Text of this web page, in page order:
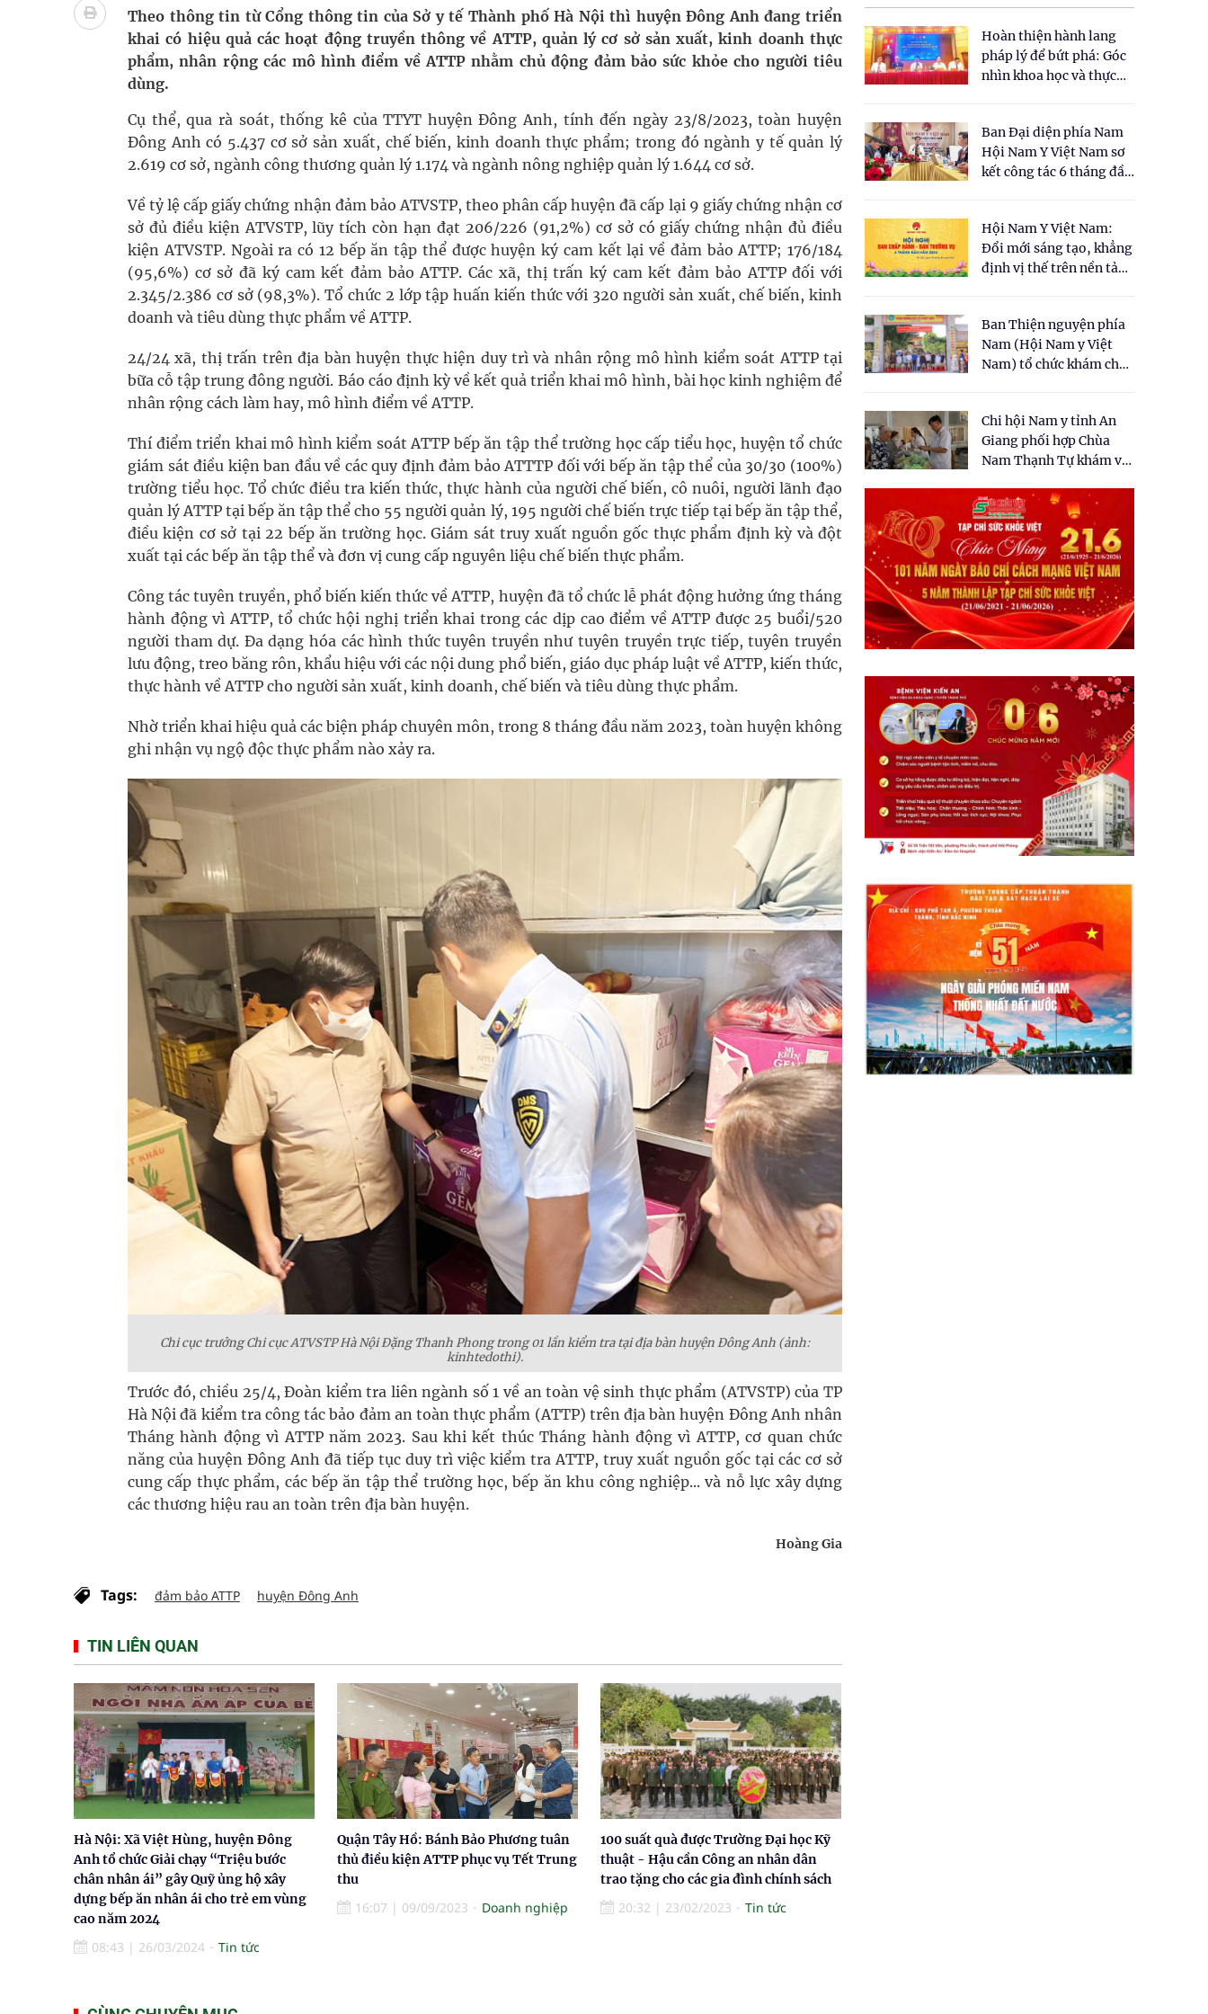
Tác Dụng Chống Kết Tập Tiểu Cầu Và Chống Đông Máu Của Các Loài Nhân Sâm (Panax Spp.): Tổng
Quan Bằng Chứng Dược Lý Và Cơ Chế Phân Tử
Xây dựng bản đồ mạng lưới cấp cứu ngoại viện toàn quốc
Dự báo thời tiết ngày 08/8/2026: Bắc Bộ nắng nóng, nhiệt độ cao nhất 35 độ
Đắk Lắk: Đẩy nhanh tiến độ khám sức khỏe định kỳ, khám sàng lọc cho người dân
Theo thông tin từ Cổng thông tin của Sở y tế Thành phố Hà Nội thì huyện Đông Anh đang triển
khai có hiệu quả các hoạt động truyền thông về ATTP, quản lý cơ sở sản xuất, kinh doanh thực
phẩm, nhân rộng các mô hình điểm về ATTP nhằm chủ động đảm bảo sức khỏe cho người tiêu
dùng.
Cụ thể, qua rà soát, thống kê của TTYT huyện Đông Anh, tính đến ngày 23/8/2023, toàn huyện
Đông Anh có 5.437 cơ sở sản xuất, chế biến, kinh doanh thực phẩm; trong đó ngành y tế quản lý
2.619 cơ sở, ngành công thương quản lý 1.174 và ngành nông nghiệp quản lý 1.644 cơ sở.
Về tỷ lệ cấp giấy chứng nhận đảm bảo ATVSTP, theo phân cấp huyện đã cấp lại 9 giấy chứng nhận cơ
sở đủ điều kiện ATVSTP, lũy tích còn hạn đạt 206/226 (91,2%) cơ sở có giấy chứng nhận đủ điều
kiện ATVSTP. Ngoài ra có 12 bếp ăn tập thể được huyện ký cam kết lại về đảm bảo ATTP; 176/184
(95,6%) cơ sở đã ký cam kết đảm bảo ATTP. Các xã, thị trấn ký cam kết đảm bảo ATTP đối với
2.345/2.386 cơ sở (98,3%). Tổ chức 2 lớp tập huấn kiến thức với 320 người sản xuất, chế biến, kinh
doanh và tiêu dùng thực phẩm về ATTP.
24/24 xã, thị trấn trên địa bàn huyện thực hiện duy trì và nhân rộng mô hình kiểm soát ATTP tại
bữa cỗ tập trung đông người. Báo cáo định kỳ về kết quả triển khai mô hình, bài học kinh nghiệm để
nhân rộng cách làm hay, mô hình điểm về ATTP.
Thí điểm triển khai mô hình kiểm soát ATTP bếp ăn tập thể trường học cấp tiểu học, huyện tổ chức
giám sát điều kiện ban đầu về các quy định đảm bảo ATTTP đối với bếp ăn tập thể của 30/30 (100%)
trường tiểu học. Tổ chức điều tra kiến thức, thực hành của người chế biến, cô nuôi, người lãnh đạo
quản lý ATTP tại bếp ăn tập thể cho 55 người quản lý, 195 người chế biến trực tiếp tại bếp ăn tập thể,
điều kiện cơ sở tại 22 bếp ăn trường học. Giám sát truy xuất nguồn gốc thực phẩm định kỳ và đột
xuất tại các bếp ăn tập thể và đơn vị cung cấp nguyên liệu chế biến thực phẩm.
Công tác tuyên truyền, phổ biến kiến thức về ATTP, huyện đã tổ chức lễ phát động hưởng ứng tháng
hành động vì ATTP, tổ chức hội nghị triển khai trong các dịp cao điểm về ATTP được 25 buổi/520
người tham dự. Đa dạng hóa các hình thức tuyên truyền như tuyên truyền trực tiếp, tuyên truyền
lưu động, treo băng rôn, khẩu hiệu với các nội dung phổ biến, giáo dục pháp luật về ATTP, kiến thức,
thực hành về ATTP cho người sản xuất, kinh doanh, chế biến và tiêu dùng thực phẩm.
Nhờ triển khai hiệu quả các biện pháp chuyên môn, trong 8 tháng đầu năm 2023, toàn huyện không
ghi nhận vụ ngộ độc thực phẩm nào xảy ra.
Chi cục trưởng Chi cục ATVSTP Hà Nội Đặng Thanh Phong trong 01 lần kiểm tra tại địa bàn huyện Đông Anh (ảnh:
kinhtedothi).
Trước đó, chiều 25/4, Đoàn kiểm tra liên ngành số 1 về an toàn vệ sinh thực phẩm (ATVSTP) của TP
Hà Nội đã kiểm tra công tác bảo đảm an toàn thực phẩm (ATTP) trên địa bàn huyện Đông Anh nhân
Tháng hành động vì ATTP năm 2023. Sau khi kết thúc Tháng hành động vì ATTP, cơ quan chức
năng của huyện Đông Anh đã tiếp tục duy trì việc kiểm tra ATTP, truy xuất nguồn gốc tại các cơ sở
cung cấp thực phẩm, các bếp ăn tập thể trường học, bếp ăn khu công nghiệp... và nỗ lực xây dựng
các thương hiệu rau an toàn trên địa bàn huyện.
Hoàng Gia
Tags: đảm bảo ATTP huyện Đông Anh
TIN LIÊN QUAN
Hà Nội: Xã Việt Hùng, huyện Đông
Anh tổ chức Giải chạy “Triệu bước
chân nhân ái” gây Quỹ ủng hộ xây
dựng bếp ăn nhân ái cho trẻ em vùng
cao năm 2024
08:43 | 26/03/2024 Tin tức
Quận Tây Hồ: Bánh Bảo Phương tuân
thủ điều kiện ATTP phục vụ Tết Trung
thu
16:07 | 09/09/2023 Doanh nghiệp
100 suất quà được Trường Đại học Kỹ
thuật - Hậu cần Công an nhân dân
trao tặng cho các gia đình chính sách
20:32 | 23/02/2023 Tin tức
Hoàn thiện hành lang
pháp lý để bứt phá: Góc
nhìn khoa học và thực
cho Luật Y dược cổ
truyền Việt Nam"
Ban Đại diện phía Nam
Hội Nam Y Việt Nam sơ
kết công tác 6 tháng đầu
Hội Nam Y Việt Nam:
Đổi mới sáng tạo, khẳng
định vị thế trên nền tảng
Ban Thiện nguyện phía
Nam (Hội Nam y Việt
Nam) tổ chức khám chữa
dân tại xã Tân Tập
Chi hội Nam y tỉnh An
Giang phối hợp Chùa
Nam Thạnh Tự khám và
nhân dân